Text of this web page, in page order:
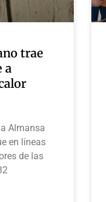
trae
a
Almansa
en líneas
de las